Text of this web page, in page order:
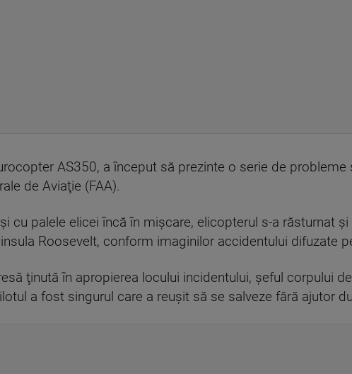
AS350, a început să prezinte o serie de
de Aviaţie (FAA).
cu palele elicei încă în mişcare, elicopterul s-a răsturnat
Roosevelt, conform imaginilor accidentului difuzate
ţinută în apropierea locului incidentului, şeful corpului
a fost singurul care a reuşit să se salveze fără ajutor